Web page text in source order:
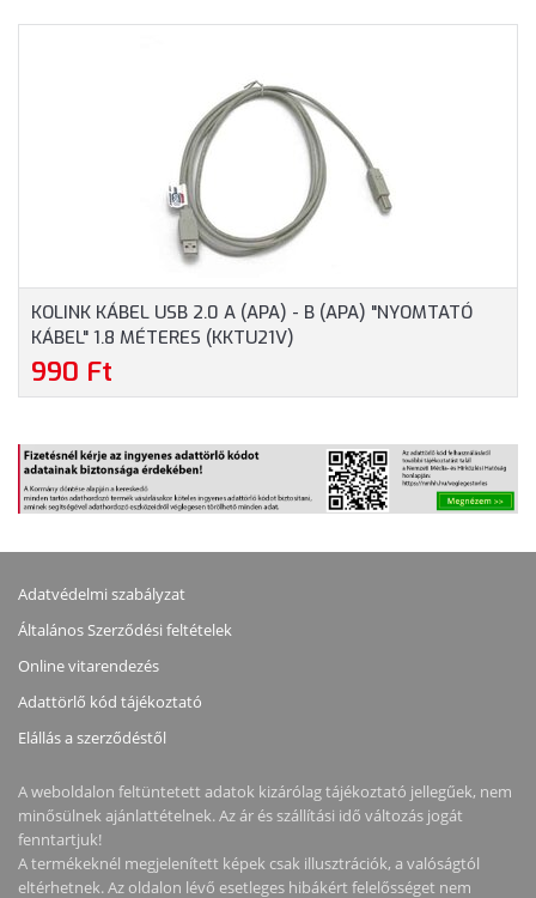
KOLINK KÁBEL USB 2.0 A (APA) - B (APA) "NYOMTATÓ
KÁBEL" 1.8 MÉTERES (KKTU21V)
990 Ft
Adatvédelmi szabályzat
Általános Szerződési feltételek
Online vitarendezés
Adattörlő kód tájékoztató
Elállás a szerződéstől
A weboldalon feltüntetett adatok kizárólag tájékoztató jellegűek, nem
minősülnek ajánlattételnek. Az ár és szállítási idő változás jogát
fenntartjuk!
A termékeknél megjelenített képek csak illusztrációk, a valóságtól
eltérhetnek. Az oldalon lévő esetleges hibákért felelősséget nem